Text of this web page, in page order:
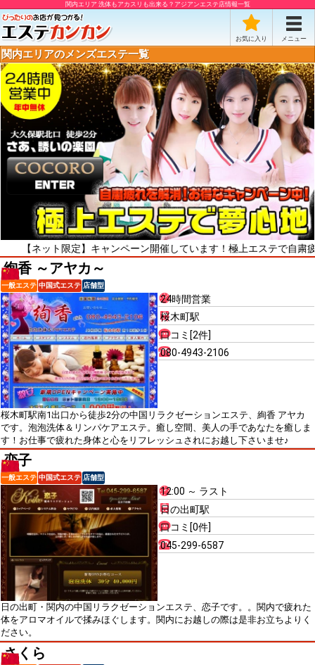
関内エリア 洗体もアカスリも出来る？アジアンエステ店情報一覧
お気に入り メニュー
関内エリアのメンズエステ一覧
ト限定】キャンペーン開催しています！極上エステで自粛疲れをリ
絢香 ～アヤカ～
一般エステ 中国式エステ 店舗型
24時間営業
桜木町駅
口コミ[2件]
080-4943-2106
桜木町駅南1出口から徒歩2分の中国リラクゼーションエステ、絢香 アヤカ
です。泡泡洗体＆リンパケアエステ。癒し空間、美人の手であなたを癒しま
す！お仕事で疲れた身体と心をリフレッシュされにお越し下さいませ♪
恋子
一般エステ 中国式エステ 店舗型
12:00 ～ ラスト
日の出町駅
口コミ[0件]
045-299-6587
日の出町・関内の中国リラクゼーションエステ、恋子です。。関内で疲れた
体をアロマオイルで揉みほぐします。関内にお越しの際は是非お立ちよりく
ださい。
さくら